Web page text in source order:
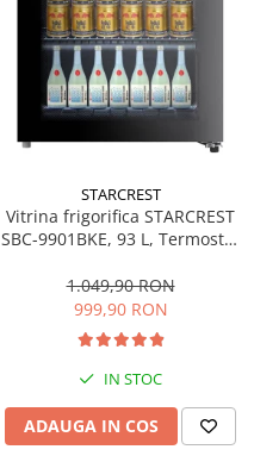
STARCREST
Vitrina frigorifica STARCREST
SBC-9901BKE, 93 L, Termostat
sticla, H 84.5 cm, Negru
1.049,90 RON
999,90 RON
IN STOC
ADAUGA IN COS